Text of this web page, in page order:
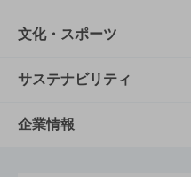
商品一覧
商品発売情報
栄養成分一覧
知る・楽しむTOP
キャンペーン
工場見学
文化・スポーツ
文化・スポーツTOP
サントリーホール
サステナビリティ
サステナビリティTOP
企業情報